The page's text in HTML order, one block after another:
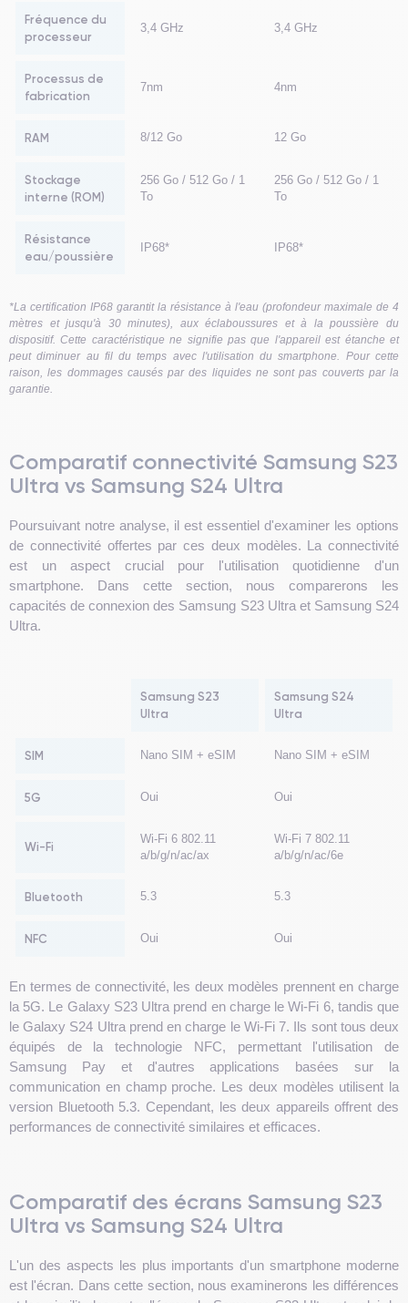
Fréquence du
processeur
3,4 GHz 3,4 GHz
Processus de
fabrication
7nm 4nm
RAM 8/12 Go 12 Go
Stockage
interne (ROM)
256 Go / 512 Go / 1
To
256 Go / 512 Go / 1
To
Résistance
eau/poussière
IP68* IP68*
*La certification IP68 garantit la résistance à l'eau (profondeur maximale de 4
mètres et jusqu'à 30 minutes), aux éclaboussures et à la poussière du
dispositif. Cette caractéristique ne signifie pas que l'appareil est étanche et
peut diminuer au fil du temps avec l'utilisation du smartphone. Pour cette
raison, les dommages causés par des liquides ne sont pas couverts par la
garantie.
Comparatif connectivité Samsung S23
Ultra vs Samsung S24 Ultra
Poursuivant notre analyse, il est essentiel d'examiner les options
de connectivité offertes par ces deux modèles. La connectivité
est un aspect crucial pour l'utilisation quotidienne d'un
smartphone. Dans cette section, nous comparerons les
capacités de connexion des Samsung S23 Ultra et Samsung S24
Ultra.
Samsung S23
Ultra
Samsung S24
Ultra
SIM Nano SIM + eSIM Nano SIM + eSIM
5G Oui Oui
Wi-Fi
Wi-Fi 6 802.11
a/b/g/n/ac/ax
Wi-Fi 7 802.11
a/b/g/n/ac/6e
Bluetooth 5.3 5.3
NFC Oui Oui
En termes de connectivité, les deux modèles prennent en charge
la 5G. Le Galaxy S23 Ultra prend en charge le Wi-Fi 6, tandis que
le Galaxy S24 Ultra prend en charge le Wi-Fi 7. Ils sont tous deux
équipés de la technologie NFC, permettant l'utilisation de
Samsung Pay et d'autres applications basées sur la
communication en champ proche. Les deux modèles utilisent la
version Bluetooth 5.3. Cependant, les deux appareils offrent des
performances de connectivité similaires et efficaces.
Comparatif des écrans Samsung S23
Ultra vs Samsung S24 Ultra
L'un des aspects les plus importants d'un smartphone moderne
est l'écran. Dans cette section, nous examinerons les différences